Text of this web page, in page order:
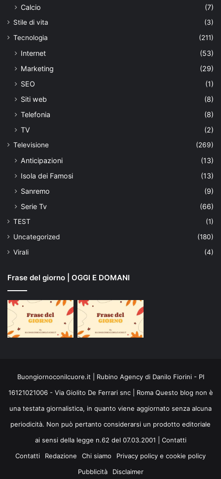
Calcio
(7)
Stile di vita
(3)
Tecnologia
(211)
Internet
(53)
Marketing
(29)
SEO
(1)
Siti web
(8)
Telefonia
(8)
TV
(2)
Televisione (269)
Anticipazioni
(13)
Isola dei Famosi
(13)
Sanremo
(9)
Serie Tv
(66)
TEST
(1)
Uncategorized
(180)
Virali
(4)
Frase del giorno | OGGI E DOMANI
Buongiornoconilcuore.it | Rubino Agency di Danilo Fiorini - PI
16121021006 - Via Giolito De Ferrari snc | Roma Questo blog non è
una testata giornalistica, in quanto viene aggiornato senza alcuna
periodicità. Non può pertanto considerarsi un prodotto editoriale
ai sensi della legge n.62 del 07.03.2001 | Contatti
Contatti
Redazione Chi siamo
Privacy policy e cookie policy
Pubblicità
Disclaimer